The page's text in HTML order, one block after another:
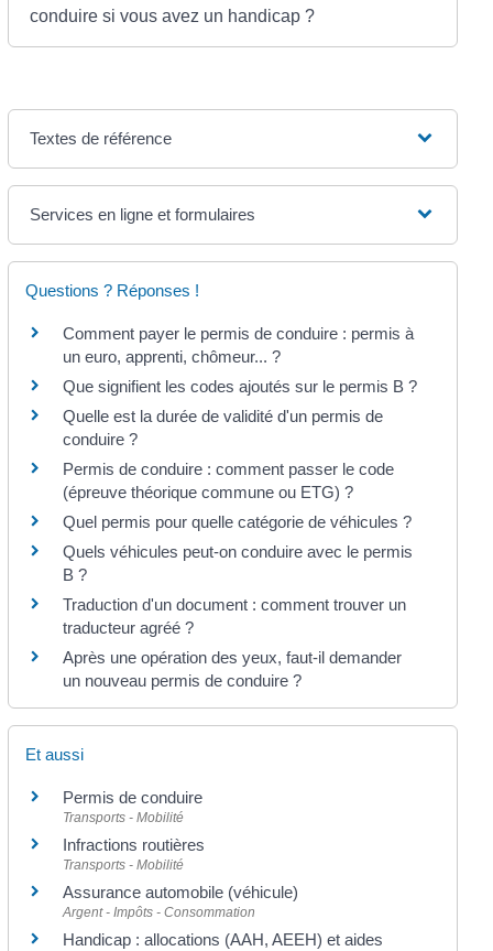
conduire si vous avez un handicap ?
Textes de référence
Services en ligne et formulaires
Questions ? Réponses !
Comment payer le permis de conduire : permis à
un euro, apprenti, chômeur... ?
Que signifient les codes ajoutés sur le permis B ?
Quelle est la durée de validité d'un permis de
conduire ?
Permis de conduire : comment passer le code
(épreuve théorique commune ou ETG) ?
Quel permis pour quelle catégorie de véhicules ?
Quels véhicules peut-on conduire avec le permis
B ?
Traduction d'un document : comment trouver un
traducteur agréé ?
Après une opération des yeux, faut-il demander
un nouveau permis de conduire ?
Et aussi
Permis de conduire
Transports - Mobilité
Infractions routières
Transports - Mobilité
Assurance automobile (véhicule)
Argent - Impôts - Consommation
Handicap : allocations (AAH, AEEH) et aides